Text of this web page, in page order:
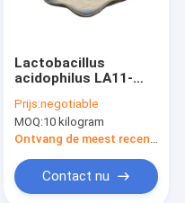
Lactobacillus
acidophilus LA11-
Poeder Vegan /
Allergeenvrij /
Glutenvrij / Zuivelvrij
Prijs:negotiable
MOQ:10 kilogram
Contact nu